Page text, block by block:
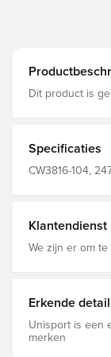
Dit product is
blijft De mesh
koel te houden
polyester.
Specificaties
CW3816-104,
Klantendienst
We zijn er om te
Erkende
Unisport is een
merken